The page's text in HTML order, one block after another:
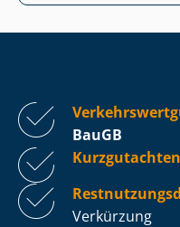
BauGB
Verkürzung